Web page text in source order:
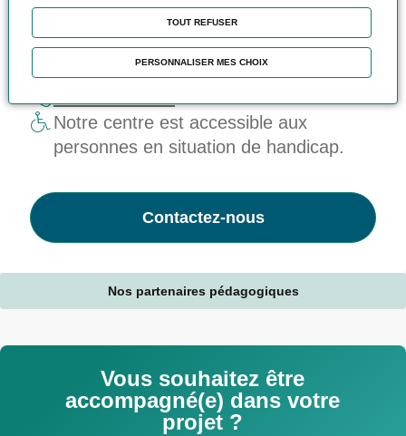
12 Rue des Frères Lumière - 68093
MULHOUSE
Notre centre est accessible aux
personnes en situation de handicap.
Contactez-nous
Nos partenaires pédagogiques
Vous souhaitez être
accompagné(e) dans votre
projet ?
TOUT REFUSER
PERSONNALISER MES CHOIX